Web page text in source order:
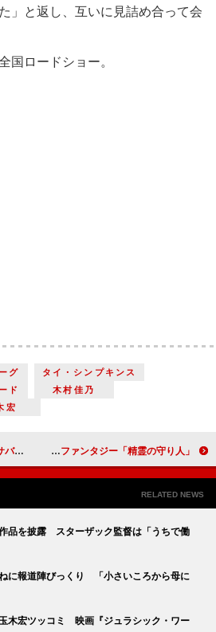
」と返し、互いに見詰め合って会
国ロードショー。
グ
タイ・シンプキンス
ド
木村佳乃
宏
で主演 綾瀬はるか主演作に木村文乃、高島礼子、藤原竜也らが出演 大河ファンタジー「精霊の守り人」
RELATED NEWS
品を披露 スターザック監督は「うちで働
に報道陣びっくり 「小さいころから母に
木宏ツッコミ 映画『ジュラシック・ワー